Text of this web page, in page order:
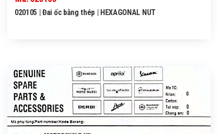
020105 | Đai ốc bằng thép | HEXAGONAL NUT